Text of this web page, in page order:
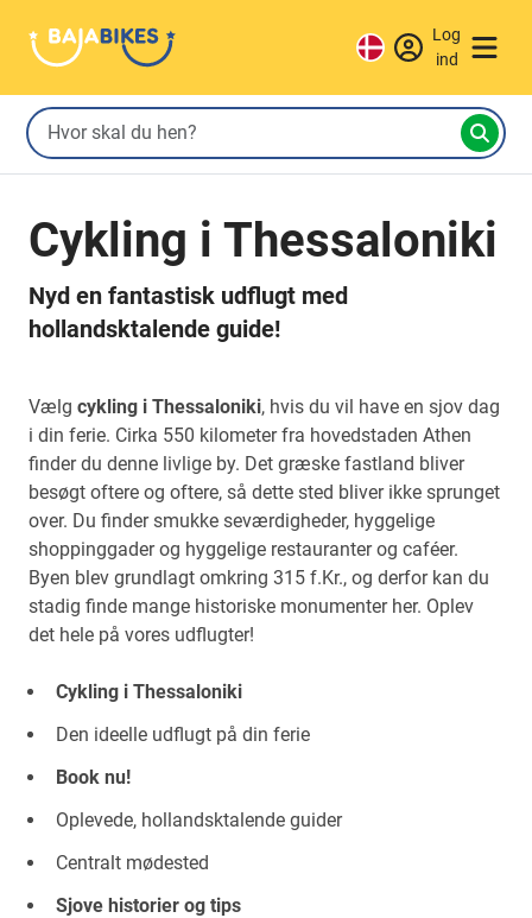
Log
ind
Cykling i Thessaloniki
Nyd en fantastisk udflugt med
hollandsktalende guide!
Vælg cykling i Thessaloniki, hvis du vil have en sjov dag
i din ferie. Cirka 550 kilometer fra hovedstaden Athen
finder du denne livlige by. Det græske fastland bliver
besøgt oftere og oftere, så dette sted bliver ikke sprunget
over. Du finder smukke seværdigheder, hyggelige
shoppinggader og hyggelige restauranter og caféer.
Byen blev grundlagt omkring 315 f.Kr., og derfor kan du
stadig finde mange historiske monumenter her. Oplev
det hele på vores udflugter!
Cykling i Thessaloniki
Den ideelle udflugt på din ferie
Book nu!
Oplevede, hollandsktalende guider
Centralt mødested
Sjove historier og tips